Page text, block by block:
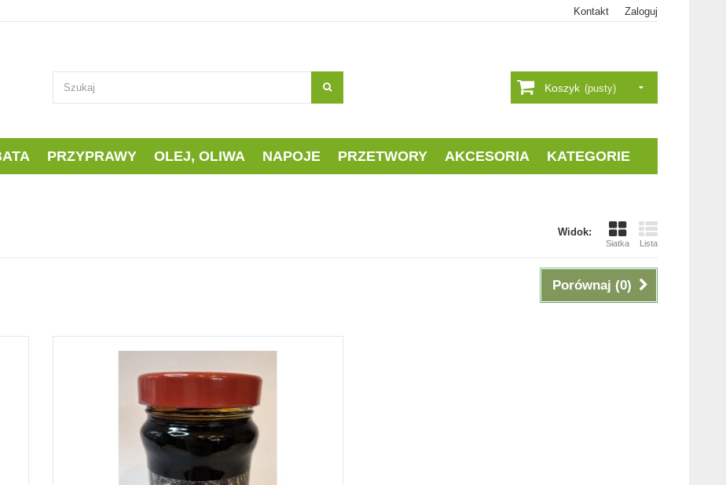
Zaloguj
Kontakt
Koszyk (pusty)
PRZYPRAWY OLEJ, OLIWA NAPOJE PRZETWORY AKCESORIA KATEGORIE
Widok:
Siatka Lista
Porównaj (0)